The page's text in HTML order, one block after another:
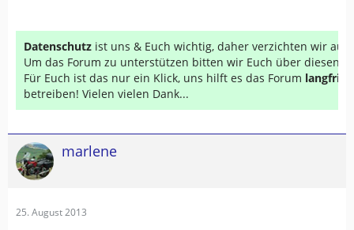
Datenschutz ist uns & Euch wichtig, daher verzichten wir auf
Um das Forum zu unterstützen bitten wir Euch über diesen
Für Euch ist das nur ein Klick, uns hilft es das Forum
betreiben! Vielen vielen Dank...
marlene
25. August 2013